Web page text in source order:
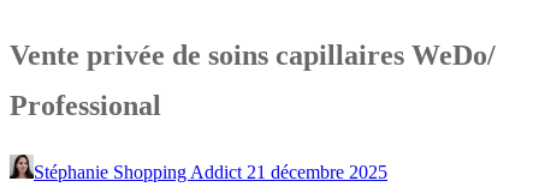
Vente privée de soins capillaires WeDo/
Professional
Stéphanie Shopping Addict 21 décembre 2025